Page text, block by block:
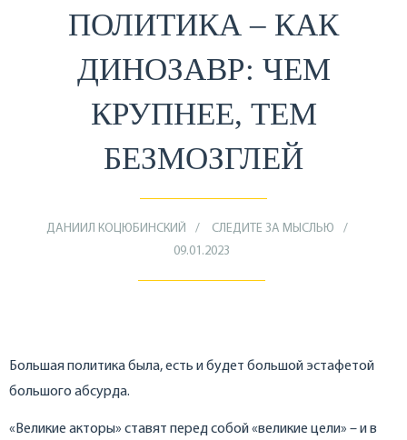
ПОЛИТИКА – КАК
ДИНОЗАВР: ЧЕМ
КРУПНЕЕ, ТЕМ
БЕЗМОЗГЛЕЙ
ДАНИИЛ КОЦЮБИНСКИЙ
СЛЕДИТЕ ЗА МЫСЛЬЮ
09.01.2023
Большая политика была, есть и будет большой эстафетой
большого абсурда.
«Великие акторы» ставят перед собой «великие цели» – и в